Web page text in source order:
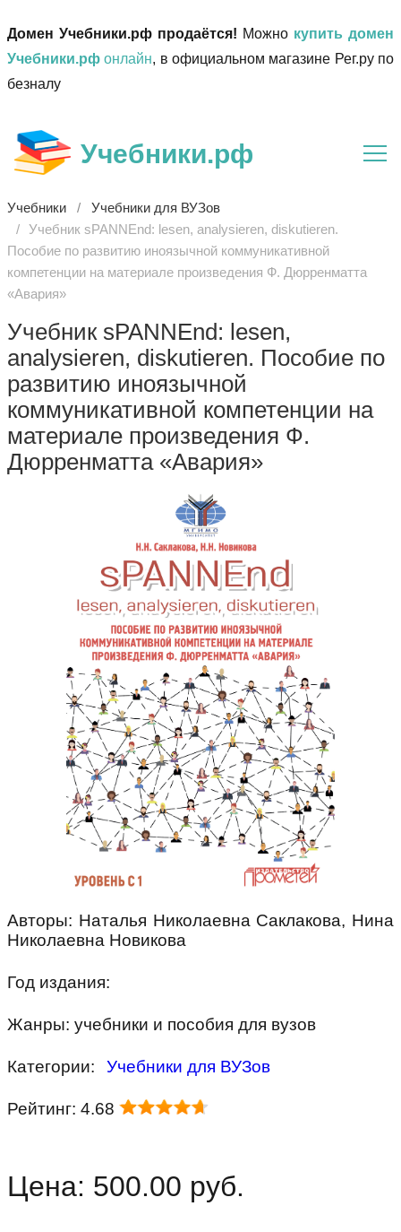
Домен Учебники.рф продаётся! Можно купить домен
Учебники.рф онлайн, в официальном магазине Рег.ру по
безналу
Учебники.рф
Учебники
Учебники для ВУЗов
Учебник sPANNEnd: lesen, analysieren, diskutieren.
Пособие по развитию иноязычной коммуникативной
компетенции на материале произведения Ф. Дюрренматта
«Авария»
Учебник sPANNEnd: lesen,
analysieren, diskutieren. Пособие по
развитию иноязычной
коммуникативной компетенции на
материале произведения Ф.
Дюрренматта «Авария»
Авторы: Наталья Николаевна Саклакова, Нина
Николаевна Новикова
Год издания:
Жанры: учебники и пособия для вузов
Категории: Учебники для ВУЗов
Рейтинг: 4.68
Цена: 500.00 руб.